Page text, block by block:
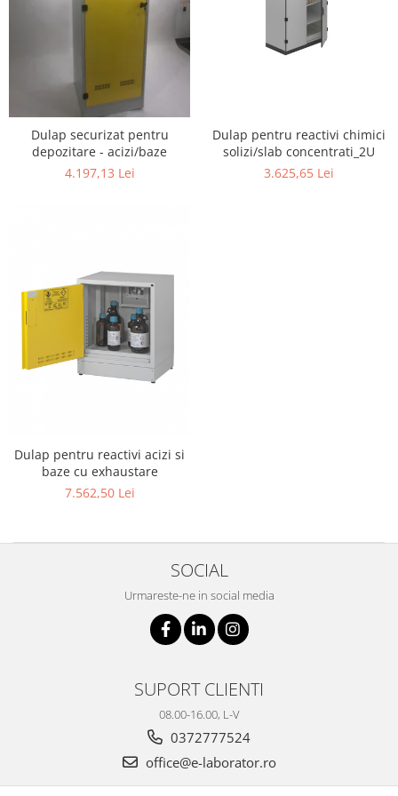
Ventilatie / Exhaustare
Dulapuri de laborator/Corpuri de
Dulapuri de reactivi
Dulapuri la sol
Dulapuri under-bench mobile
Dulap securizat pentru
depozitare - acizi/baze
4.197,13 Lei
Dulap pentru reactivi chimici
solizi/slab concentrati_2U
3.625,65 Lei
Dulap pentru reactivi acizi si
baze cu exhaustare
7.562,50 Lei
SOCIAL
Urmareste-ne in social media
SUPORT CLIENTI
08.00-16.00, L-V
0372777524
office@e-laborator.ro